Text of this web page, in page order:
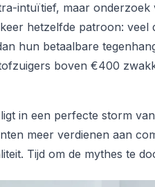
intuïtief, maar onderzoek
hetzelfde patroon:
hun betaalbare
boven €400
in een perfecte storm
meer verdienen aan
Tijd om de mythes te